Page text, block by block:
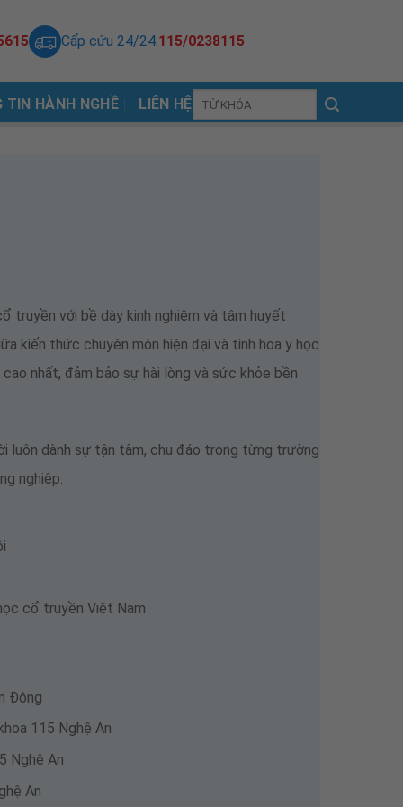
Cấp cứu 24/24:115/0238115
TIN HÀNH NGHỀ LIÊN HỆ
truyền với bề dày kinh nghiệm và tâm huyết
kiến thức chuyên môn hiện đại và tinh hoa y học
nhất, đảm bảo sự hài lòng và sức khỏe bền
luôn dành sự tận tâm, chu đáo trong từng trường
nghiệp.
cổ truyền Việt Nam
Đông
115 Nghệ An
Nghệ An
An